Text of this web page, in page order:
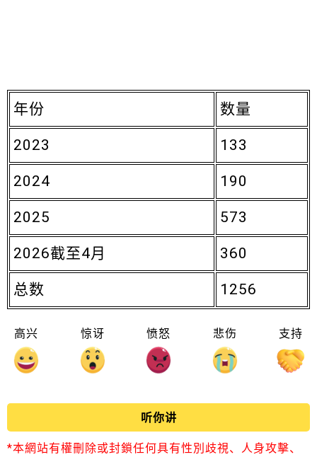
年份 数量
2023 133
2024 190
2025 573
2026截至4月 360
总数 1256
高兴 惊讶 愤怒 悲伤 支持
听你讲
*本網站有權刪除或封鎖任何具有性別歧視、人身攻擊、